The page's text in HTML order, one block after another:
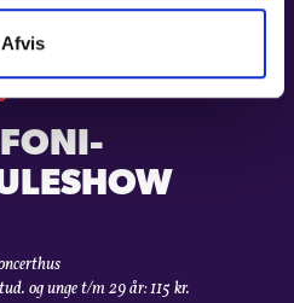
Afvis
og unge t/m 29 år: 115 kr.